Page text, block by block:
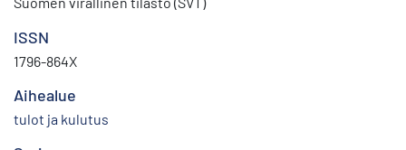
ISSN
1796-864X
Aihealue
tulot ja kulutus